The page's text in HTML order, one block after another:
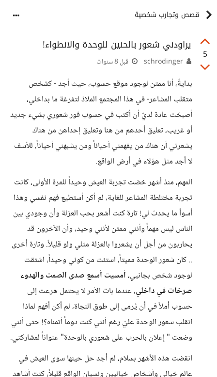
قصص وتجارب شخصية
5
يراودني شعور بالحنين للوحدة والانطواء!
قبل 8 سنوات
بدايةً، أنا ممتن لوجود موقع حسوب، حيث أجد - كشخص
متقلب المشاعر- في هذا المجتمع الملاذ لتفرغة ما بداخلي،
أصبحَت عادة لديّ أن أكتب في حسوب فور شعوري بشيء جديد
أو غريب، تعليق أحدهم من هنا وتعليق إحداهن من هناك
يشعرني أن هناك من يفهمني أحياناً ومن يشبهني أحياناً، للأسف
لا أجد مثل هؤلاء في أرض الواقع.
المهم، منذ أشهر خضت تجربة العيش وحيداً للمرة الأولى، كانت
تجربة مختلطة المشاعر للغاية، لم أكن أستطيع فهم نفسي وهذا
أسوأ ما يحدث لي! تارة كنت أشعر بحب العزلة وأن وجودي بين
الناس ليس مهماً وأنني ممتن لأنني وحيد، وأن الآخرون قد
يحاربون من أجل أن يشعروا بالعزلة مثلي ولو قليلاً. وتارة أخرى
.. كان شعور الوحدة مميتاً، استئت من كوني وحيداً، اشتقت
لوجود شخص بجانبي،أمسيت أسمع صدى الصمت والهدوء
صرخات في داخلي، عندما بات الأمر لا يحتمل هرعت إلى
حسوب أملاً في أن يُرمى إلى طوق النجاة، لم أكن أفهم لماذا
انقلب شعور الوحدة عليّ رغم أنني كنت دوماً أتمناه؟! حتى أنني
وضعت " إعلان بالحرب على شعوري بالوحدة" عنواناً لمشاركتي.
انقضت هذه الأشهر بسلام، لم أجد حل حينها سوى العيش في